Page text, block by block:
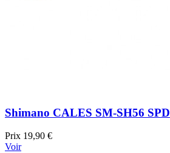
Shimano CALES SM-SH56 SPD
Prix 19,90 €
Voir